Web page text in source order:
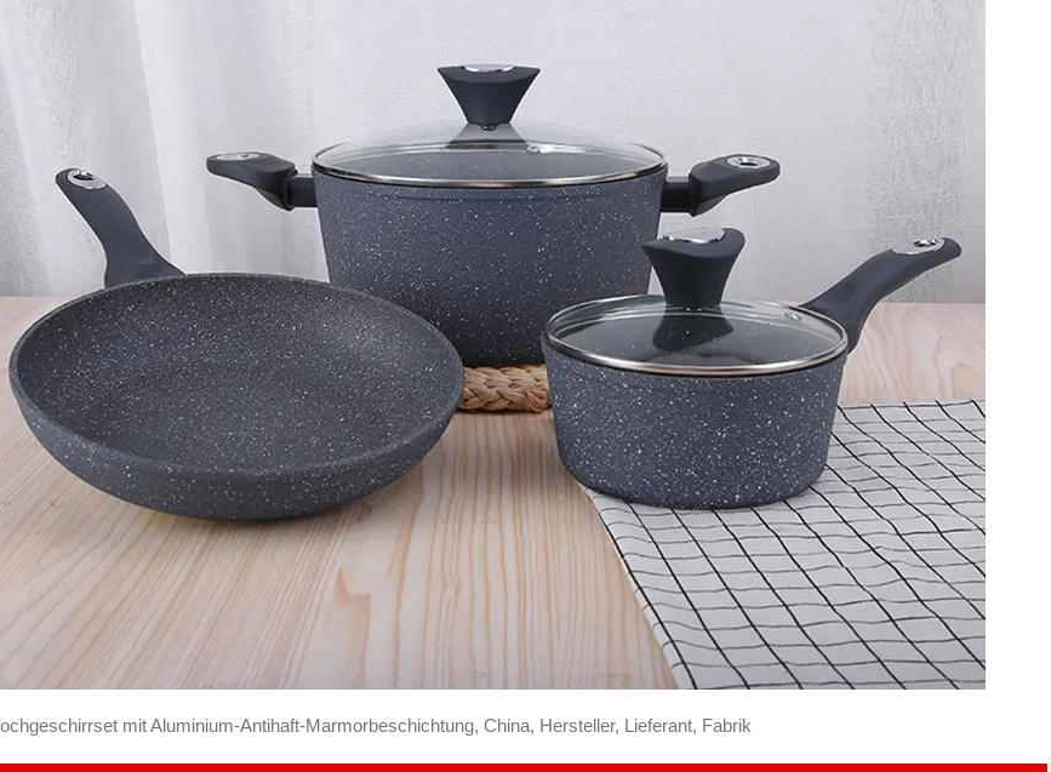
mit Aluminium-Antihaft-Marmorbeschichtung, China, Hersteller, Lieferant, Fabrik